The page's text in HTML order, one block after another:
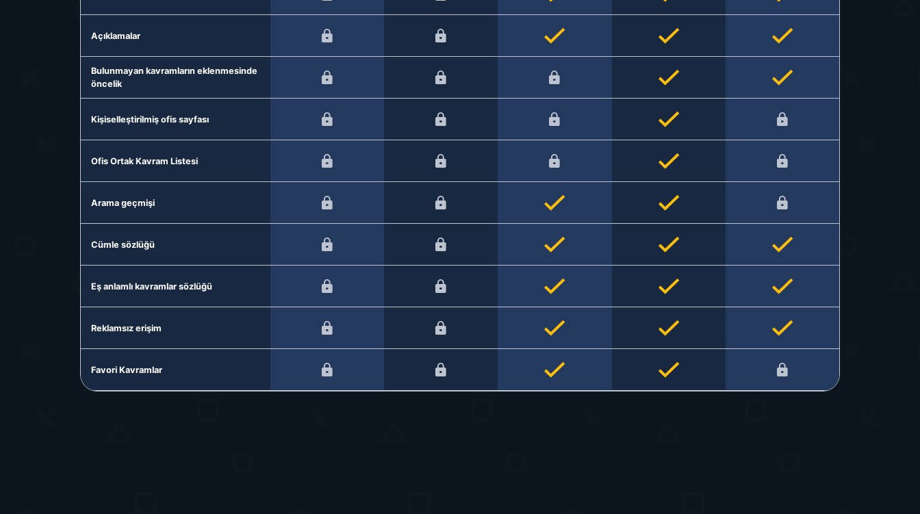
Açıklamalar
Bulunmayan kavramların eklenmesinde
öncelik
Kişiselleştirilmiş ofis sayfası
Ofis Ortak Kavram Listesi
Arama geçmişi
Cümle sözlüğü
Eş anlamlı kavramlar sözlüğü
Reklamsız erişim
Favori Kavramlar